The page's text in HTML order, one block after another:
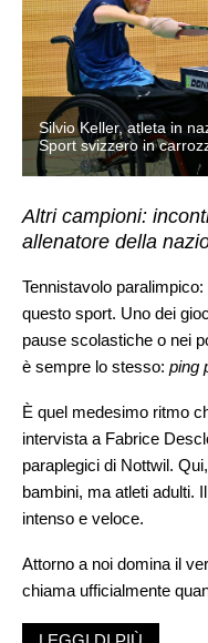
Silvio Keller, atleta in
Sport svizzero in
Altri campioni:
allenatore della
Tennistavolo
questo sport. Uno dei
pause scolastiche o nei
è sempre lo stesso: ping
È quel medesimo ritmo
intervista a Fabrice
paraplegici di Nottwil.
bambini, ma atleti adulti.
intenso e veloce.
Attorno a noi domina il
chiama ufficialmente